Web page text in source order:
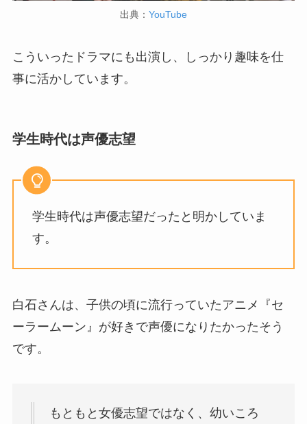
出典： YouTube
こういったドラマにも出演し、しっかり趣味を仕
事に活かしています。
学生時代は声優志望
学生時代は声優志望だったと明かしていま
す。
白石さんは、子供の頃に流行っていたアニメ『セ
ーラームーン』が好きで声優になりたかったそう
です。
もともと女優志望ではなく、幼いころ